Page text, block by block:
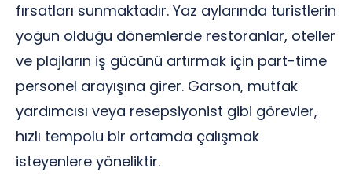
fırsatları sunmaktadır. Yaz aylarında turistlerin
yoğun olduğu dönemlerde restoranlar, oteller
ve plajların iş gücünü artırmak için part-time
personel arayışına girer. Garson, mutfak
yardımcısı veya resepsiyonist gibi görevler,
hızlı tempolu bir ortamda çalışmak
isteyenlere yöneliktir.